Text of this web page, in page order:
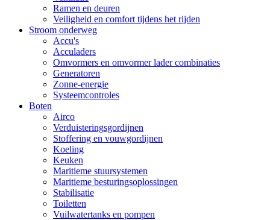
Ramen en deuren
Veiligheid en comfort tijdens het rijden
Stroom onderweg
Accu's
Acculaders
Omvormers en omvormer lader combinaties
Generatoren
Zonne-energie
Systeemcontroles
Boten
Airco
Verduisteringsgordijnen
Stoffering en vouwgordijnen
Koeling
Keuken
Maritieme stuursystemen
Maritieme besturingsoplossingen
Stabilisatie
Toiletten
Vuilwatertanks en pompen